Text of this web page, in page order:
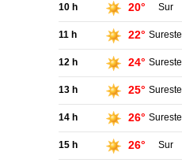
10 h 20° Sur
11 h 22° Sureste
12 h 24° Sureste
13 h 25° Sureste
14 h 26° Sureste
15 h 26° Sur